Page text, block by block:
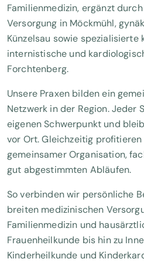
Familienmedizin, ergänzt
Versorgung in Möckmühl,
Künzelsau sowie spezialisierte
internistische und
Forchtenberg.
Unsere Praxen bilden ein
Netzwerk in der Region. Jeder
eigenen Schwerpunkt und
vor Ort. Gleichzeitig profitieren
gemeinsamer Organisation,
gut abgestimmten Abläufen.
So verbinden wir persönliche
breiten medizinischen
Familienmedizin und
Frauenheilkunde bis hin zu
Kinderheilkunde und